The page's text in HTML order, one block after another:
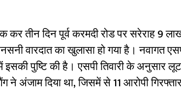
कर तीन दिन पूर्व करमदी रोड पर सरेराह 9
वारदात का खुलासा हो गया है। नवागत
इसकी पुष्टि की है। एसपी तिवारी के अनुसार लूट
ने अंजाम दिया था, जिसमें से 11 आरोपी